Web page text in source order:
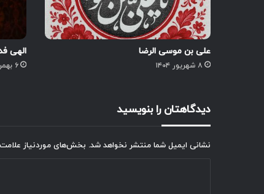
علی بن موسی الرضا
۸ شهریور ۱۴۰۴
الهی
۶ بهمن ۱۴۰۳
دیدگاهتان را بنویسید
نشانی ایمیل شما منتشر نخواهد شد. بخش‌های موردنیاز